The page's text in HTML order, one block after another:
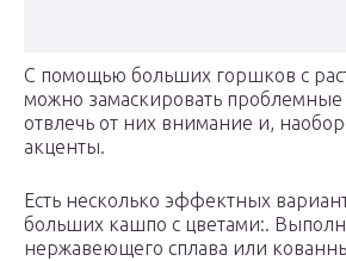
С помощью больших горшков с
можно замаскировать проблемные
отвлечь от них внимание и,
акценты.​
​Есть несколько эффектных
больших кашпо с цветами:​​.
нержавеющего сплава или